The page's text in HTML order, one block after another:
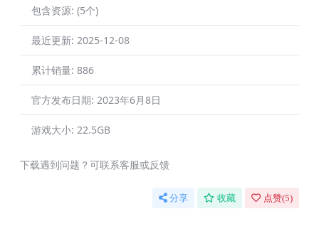
包含资源: (5个)
最近更新: 2025-12-08
累计销量: 886
官方发布日期: 2023年6月8日
游戏大小: 22.5GB
下载遇到问题？可联系客服或反馈
分享 收藏 点赞(5)